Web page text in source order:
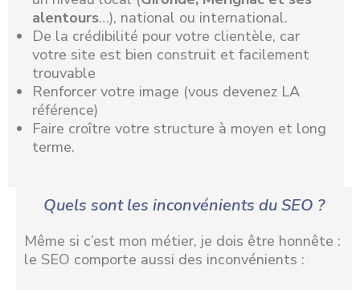
alentours…), national ou international.
De la crédibilité pour votre clientèle, car
votre site est bien construit et facilement
trouvable
Renforcer votre image (vous devenez LA
référence)
Faire croître votre structure à moyen et long
terme.
Quels sont les inconvénients du SEO ?
Même si c’est mon métier, je dois être honnête :
le SEO comporte aussi des inconvénients :